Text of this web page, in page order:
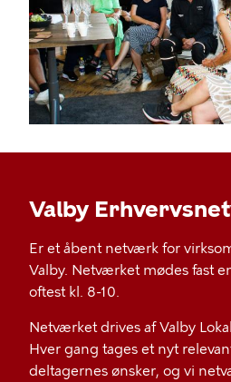
Valby
Er et åbent netværk for
Valby. Netværket mødes fast
oftest kl. 8-10.
Netværket drives af Valby
Hver gang tages et nyt
deltagernes ønsker, og vi